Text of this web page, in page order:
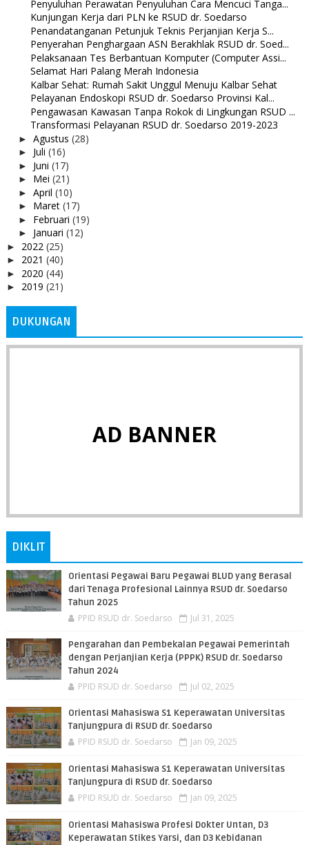
Penyuluhan Perawatan Penyuluhan Cara Mencuci Tanga...
Kunjungan Kerja dari PLN ke RSUD dr. Soedarso
Penandatanganan Petunjuk Teknis Perjanjian Kerja S...
Penyerahan Penghargaan ASN Berakhlak RSUD dr. Soed...
Pelaksanaan Tes Berbantuan Komputer (Computer Assi...
Selamat Hari Palang Merah Indonesia
Kalbar Sehat: Rumah Sakit Unggul Menuju Kalbar Sehat
Pelayanan Endoskopi RSUD dr. Soedarso Provinsi Kal...
Pengawasan Kawasan Tanpa Rokok di Lingkungan RSUD ...
Transformasi Pelayanan RSUD dr. Soedarso 2019-2023
► Agustus (28)
► Juli (16)
► Juni (17)
► Mei (21)
► April (10)
► Maret (17)
► Februari (19)
► Januari (12)
► 2022 (25)
► 2021 (40)
► 2020 (44)
► 2019 (21)
DUKUNGAN
AD BANNER
DIKLIT
Orientasi Pegawai Baru Pegawai BLUD yang Berasal
dari Tenaga Profesional Lainnya RSUD dr. Soedarso
Tahun 2025
PPID RSUD dr. Soedarso Jul 31, 2025
Pengarahan dan Pembekalan Pegawai Pemerintah
dengan Perjanjian Kerja (PPPK) RSUD dr. Soedarso
Tahun 2024
PPID RSUD dr. Soedarso Jul 02, 2025
Orientasi Mahasiswa S1 Keperawatan Universitas
Tanjungpura di RSUD dr. Soedarso
PPID RSUD dr. Soedarso Jan 09, 2025
Orientasi Mahasiswa S1 Keperawatan Universitas
Tanjungpura di RSUD dr. Soedarso
PPID RSUD dr. Soedarso Jan 09, 2025
Orientasi Mahasiswa Profesi Dokter Untan, D3
Keperawatan Stikes Yarsi, dan D3 Kebidanan